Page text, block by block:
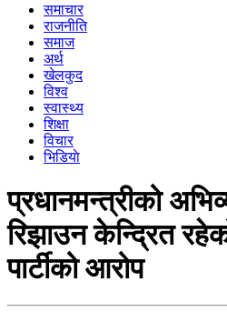
समाचार
राजनीति
समाज
अर्थ
खेलकुद
विश्व
स्वास्थ्य
शिक्षा
विचार
भिडियाे
प्रधानमन्त्रीको
रिझाउन केन्द्रित
पार्टीको आरोप